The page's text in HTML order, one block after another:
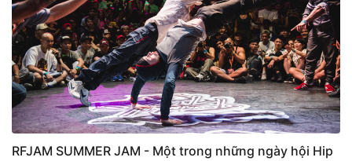
RFJAM SUMMER JAM - Một trong những ngày hội Hip